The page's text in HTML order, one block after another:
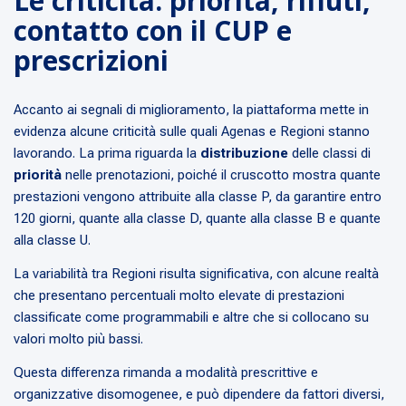
contatto con il CUP e
prescrizioni
Accanto ai segnali di miglioramento, la piattaforma mette in
evidenza alcune criticità sulle quali Agenas e Regioni stanno
lavorando. La prima riguarda la distribuzione delle classi di
priorità nelle prenotazioni, poiché il cruscotto mostra quante
prestazioni vengono attribuite alla classe P, da garantire entro
120 giorni, quante alla classe D, quante alla classe B e quante
alla classe U.
La variabilità tra Regioni risulta significativa, con alcune realtà
che presentano percentuali molto elevate di prestazioni
classificate come programmabili e altre che si collocano su
valori molto più bassi.
Questa differenza rimanda a modalità prescrittive e
organizzative disomogenee, e può dipendere da fattori diversi,